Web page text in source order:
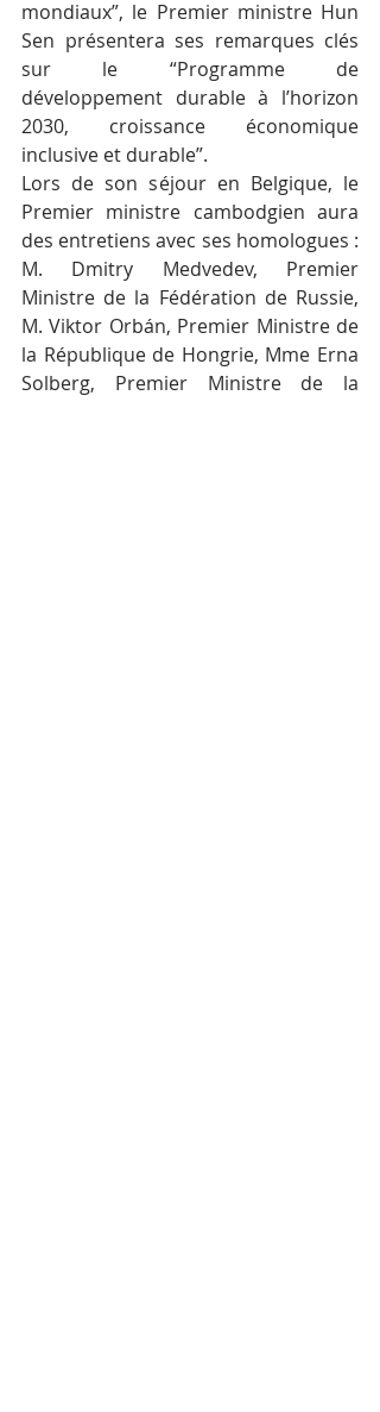
mondiaux”, le Premier ministre Hun
Sen présentera ses remarques clés
sur le “Programme de
développement durable à l’horizon
2030, croissance économique
inclusive et durable”.
Lors de son séjour en Belgique, le
Premier ministre cambodgien aura
des entretiens avec ses homologues :
M. Dmitry Medvedev, Premier
Ministre de la Fédération de Russie,
M. Viktor Orbán, Premier Ministre de
la République de Hongrie, Mme Erna
Solberg, Premier Ministre de la